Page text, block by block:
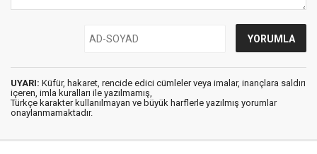
UYARI: Küfür, hakaret, rencide edici cümleler veya imalar, inançlara saldırı
içeren, imla kuralları ile yazılmamış,
Türkçe karakter kullanılmayan ve büyük harflerle yazılmış yorumlar
onaylanmamaktadır.